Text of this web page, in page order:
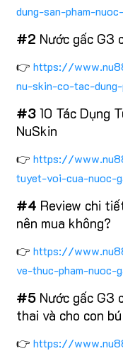
dung-san-pham-
#2 Nước gấc G3
👉 https://
nu-skin-co-tac-dung-
#3 10 Tác Dụng
NuSkin
👉 https://
tuyet-voi-cua-nuoc-
#4 Review chi
nên mua không?
👉 https://
ve-thuc-pham-nuoc-
#5 Nước gấc G3
thai và cho con
👉 https://